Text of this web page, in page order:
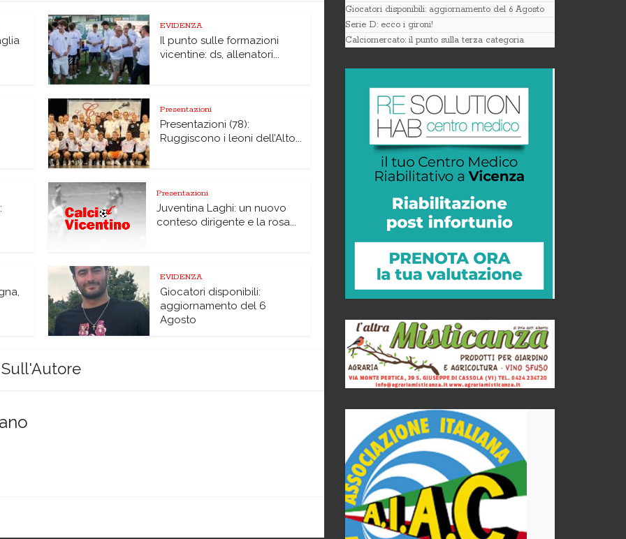
EVIDENZA
Il punto sulle formazioni
vicentine: ds, allenatori...
Presentazioni
Presentazioni (78):
Ruggiscono i leoni dell’Alto...
Presentazioni
Juventina Laghi: un nuovo
conteso dirigente e la rosa...
EVIDENZA
Giocatori disponibili:
aggiornamento del 6
Agosto
Sull'Autore
Giocatori disponibili: aggiornamento del 6 Agosto
Serie D: ecco i gironi!
Calciomercato: il punto sulla terza categoria